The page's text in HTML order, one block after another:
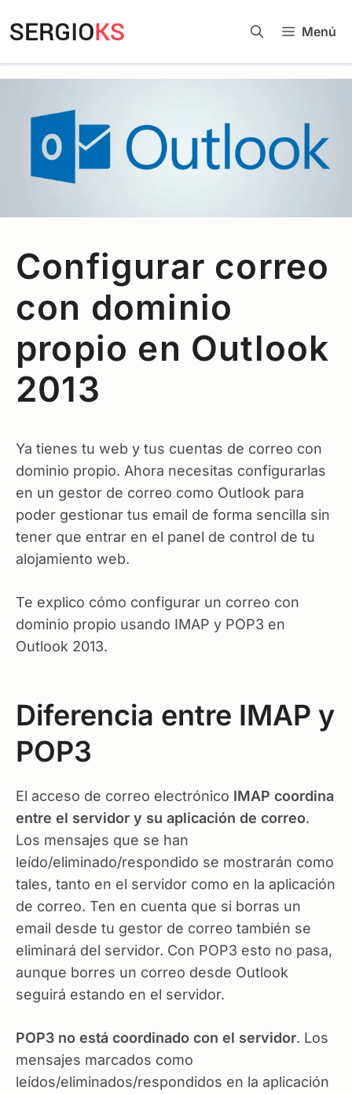
Menú
Configurar correo
con dominio
propio en Outlook
2013
Ya tienes tu web y tus cuentas de correo con
dominio propio. Ahora necesitas configurarlas
en un gestor de correo como Outlook para
poder gestionar tus email de forma sencilla sin
tener que entrar en el panel de control de tu
alojamiento web.
Te explico cómo configurar un correo con
dominio propio usando IMAP y POP3 en
Outlook 2013.
Diferencia entre IMAP y
POP3
El acceso de correo electrónico IMAP coordina
entre el servidor y su aplicación de correo.
Los mensajes que se han
leído/eliminado/respondido se mostrarán como
tales, tanto en el servidor como en la aplicación
de correo. Ten en cuenta que si borras un
email desde tu gestor de correo también se
eliminará del servidor. Con POP3 esto no pasa,
aunque borres un correo desde Outlook
seguirá estando en el servidor.
POP3 no está coordinado con el servidor. Los
mensajes marcados como
leídos/eliminados/respondidos en la aplicación